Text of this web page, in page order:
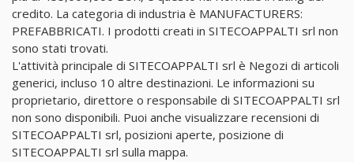
credito. La categoria di industria è MANUFACTURERS:
PREFABBRICATI. I prodotti creati in SITECOAPPALTI srl non
sono stati trovati.
L'attività principale di SITECOAPPALTI srl è Negozi di articoli
generici, incluso 10 altre destinazioni. Le informazioni su
proprietario, direttore o responsabile di SITECOAPPALTI srl
non sono disponibili. Puoi anche visualizzare recensioni di
SITECOAPPALTI srl, posizioni aperte, posizione di
SITECOAPPALTI srl sulla mappa.